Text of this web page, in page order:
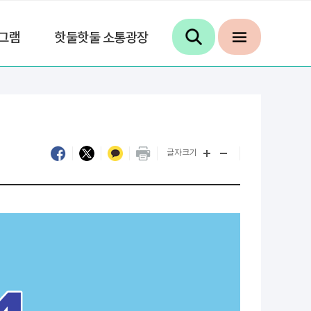
램 핫둘핫둘 소통광장
글자크기